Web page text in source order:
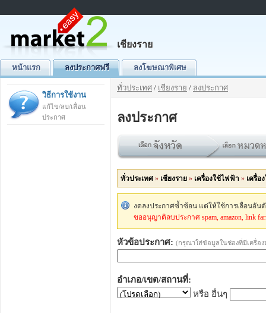
เชียงราย
หน้าแรก ลงประกาศฟรี ลงโฆษณาพิเศษ
วิธีการใช้งาน
แก้ไข/ลบ/เลื่อน
ประกาศ
ทั่วประเทศ / เชียงราย / ลงประกาศ
ลงประกาศ
ทั่วประเทศ » เชียงราย » เครื่องใช้ไฟฟ้า » เครื่อ
งดลงประกาศซ้ำซ้อน แต่ให้ใช้การเลื่อนอั
ขออนุญาติลบประกาศ spam, amazon, link
หัวข้อประกาศ: (กรุณาใส่ข้อมูลในช่องที่มีเครื่อ
อำเภอ/เขต/สถานที่:
หรือ อื่นๆ